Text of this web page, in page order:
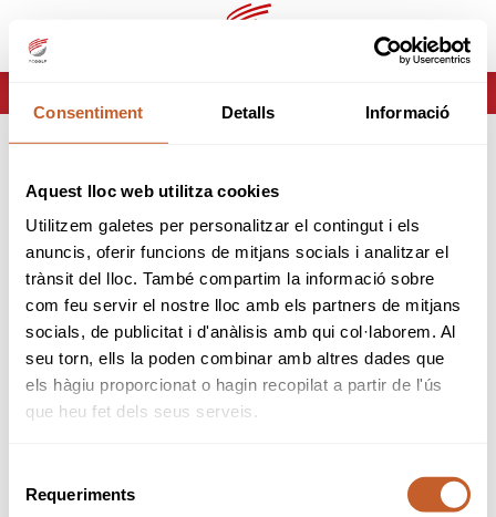
Consentiment Detalls Informació
Aquest lloc web utilitza cookies
Utilitzem galetes per personalitzar el contingut i els
anuncis, oferir funcions de mitjans socials i analitzar el
trànsit del lloc. També compartim la informació sobre
com feu servir el nostre lloc amb els partners de mitjans
socials, de publicitat i d'anàlisis amb qui col·laborem. Al
seu torn, ells la poden combinar amb altres dades que
els hàgiu proporcionat o hagin recopilat a partir de l'ús
que heu fet dels seus serveis.
Requeriments
es ca
Página no encontrada
Lo sentimos pero la página que estas buscando no
existe o ha cambiado.
volver